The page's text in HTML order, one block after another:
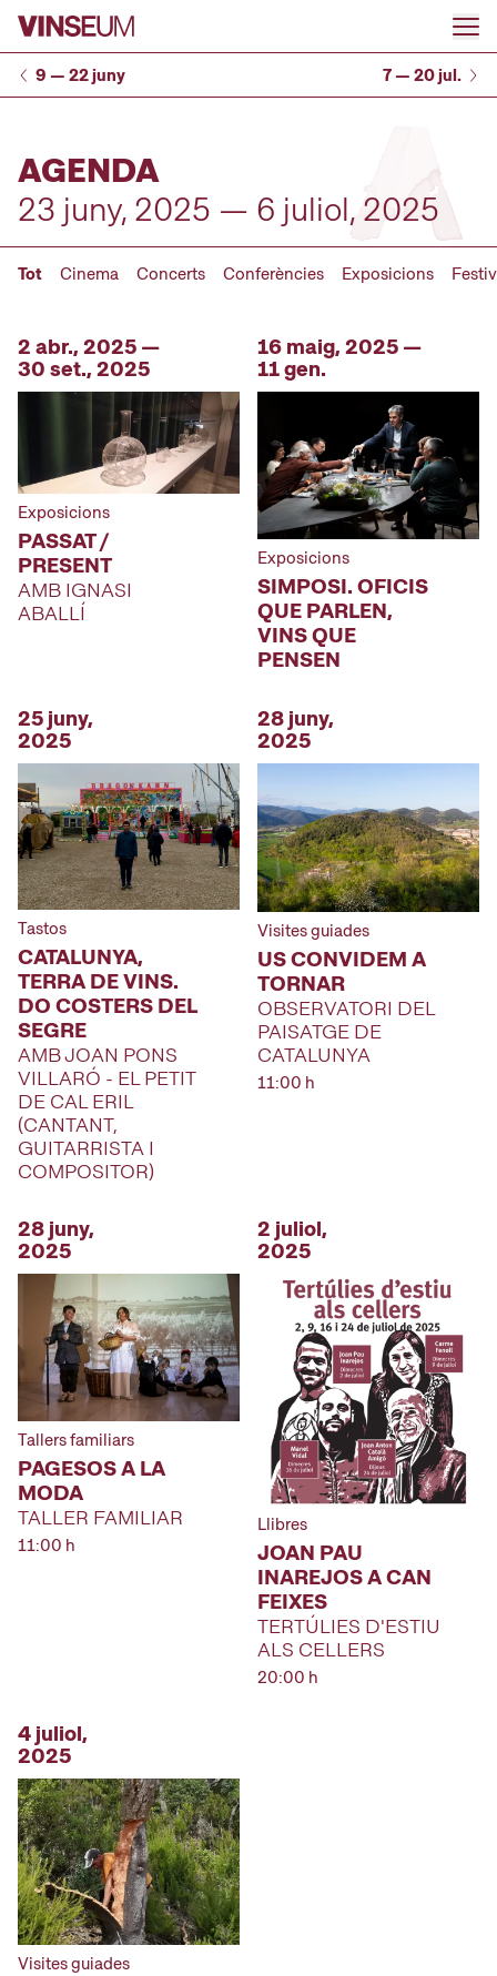
Anar al contingut
9 — 22 juny 7 — 20 jul.
AGENDA
23 juny, 2025 — 6 juliol, 2025
Tot Cinema Concerts Conferències Exposicions
2 abr., 2025 —
30 set., 2025
Exposicions
PASSAT /
PRESENT
AMB IGNASI
ABALLÍ
16 maig, 2025 —
11 gen.
Exposicions
SIMPOSI. OFICIS
QUE PARLEN,
VINS QUE
PENSEN
25 juny,
2025
Tastos
CATALUNYA,
TERRA DE VINS.
DO COSTERS DEL
SEGRE
AMB JOAN PONS
VILLARÓ - EL PETIT
DE CAL ERIL
(CANTANT,
GUITARRISTA I
COMPOSITOR)
28 juny,
2025
Visites guiades
US CONVIDEM A
TORNAR
OBSERVATORI DEL
PAISATGE DE
CATALUNYA
11:00 h
28 juny,
2025
Tallers familiars
PAGESOS A LA
MODA
TALLER FAMILIAR
11:00 h
2 juliol,
2025
Llibres
JOAN PAU
INAREJOS A CAN
FEIXES
TERTÚLIES D'ESTIU
ALS CELLERS
20:00 h
4 juliol,
2025
Visites guiades